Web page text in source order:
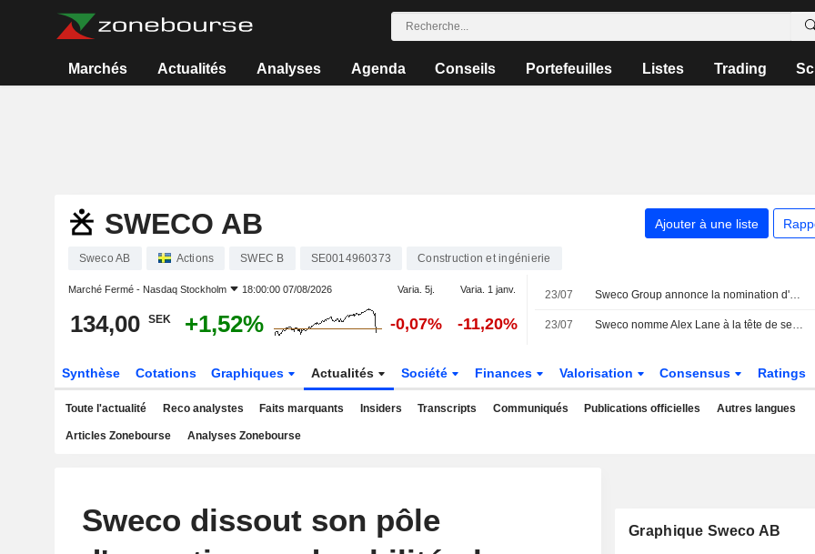
Marchés Actualités Analyses Agenda Conseils Portefeuilles Listes Trading
SWECO AB Ajouter à une liste
Sweco AB Actions SWEC B SE0014960373 Construction et ingénierie
Marché Fermé - Nasdaq Stockholm 18:00:00 07/08/2026 Varia. 5j. Varia. 1 janv.
134,00 SEK +1,52% -0,07% -11,20%
23/07 Sweco Group annonce la nomination d'Alex Lane au poste de président de Sweco UK et membre du comité de direction du groupe, à compter du 1er octobre 2026
23/07 Sweco nomme Alex Lane à la tête de ses activités au Royaume-Uni
Synthèse Cotations Graphiques Actualités Société Finances Valorisation Consensus Ratings
Toute l'actualité Reco analystes Faits marquants Insiders Transcripts Communiqués Publications officielles Autres langues
Articles Zonebourse Analyses Zonebourse
Sweco dissout son pôle
Graphique Sweco AB